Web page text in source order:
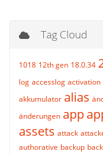
Tag Cloud
1018 12th gen 18.0.34
log accesslog activation
akkumulator alias
änderungen app
assets attack
authorative backup